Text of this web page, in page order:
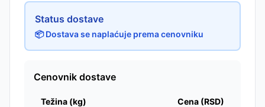
Status dostave
📦 Dostava se naplaćuje prema cenovniku
Cenovnik dostave
Težina (kg) Cena (RSD)